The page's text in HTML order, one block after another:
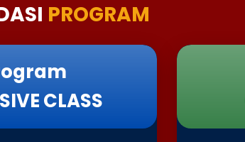
PROGRAM
CLASS